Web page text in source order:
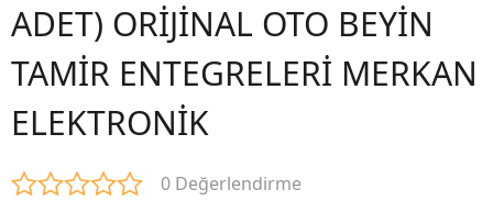
ADET) ORİJİNAL OTO BEYİN
TAMİR ENTEGRELERİ MERKAN
ELEKTRONİK
0 Değerlendirme